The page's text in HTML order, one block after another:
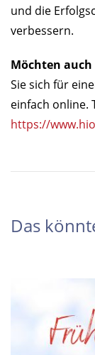
und die
verbessern.
Möchten auch
Sie sich für
einfach online.
https://
Das